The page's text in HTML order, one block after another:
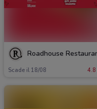
Roadhouse
Scade il 18/08 4.8